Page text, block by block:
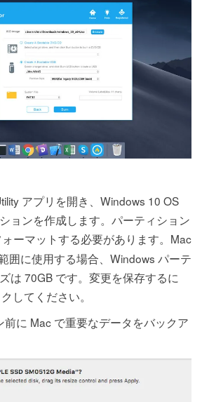
アプリを開き、Windows 10 OS
ョンを作成します。パーティション
ーマットする必要があります。Mac
囲に使用する場合、Windows パーテ
は 70GB です。変更を保存するに
してください。
前に Mac で重要なデータをバックア